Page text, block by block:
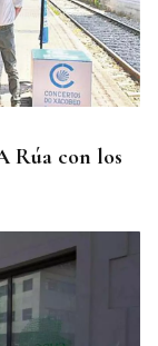
Rúa con los